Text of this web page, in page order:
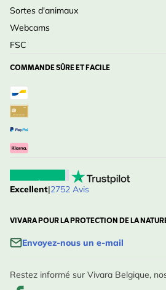
Sortes d'animaux
Webcams
FSC
COMMANDE SÛRE ET FACILE
Excellent|2752 Avis
VIVARA POUR LA PROTECTION DE LA
Envoyez-nous un e-mail
Restez informé sur Vivara Belgique,